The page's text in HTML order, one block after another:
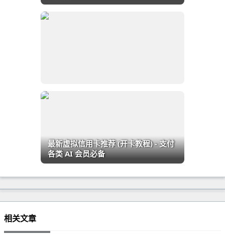
最新虚拟信用卡推荐 (开卡教程) - 支付
各类 AI 会员必备
相关文章